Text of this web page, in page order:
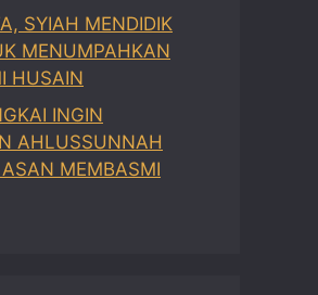
SYIAH MENDIDIK
MENUMPAHKAN
HUSAIN
INGIN
AHLUSSUNNAH
MEMBASMI